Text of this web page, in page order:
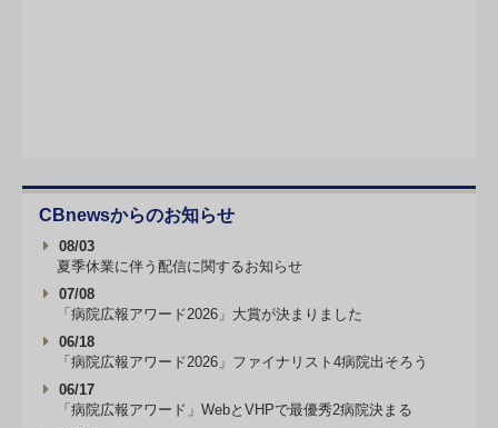
CBnewsからのお知らせ
08/03
夏季休業に伴う配信に関するお知らせ
07/08
「病院広報アワード2026」大賞が決まりました
06/18
「病院広報アワード2026」ファイナリスト4病院出そろう
06/17
「病院広報アワード」WebとVHPで最優秀2病院決まる